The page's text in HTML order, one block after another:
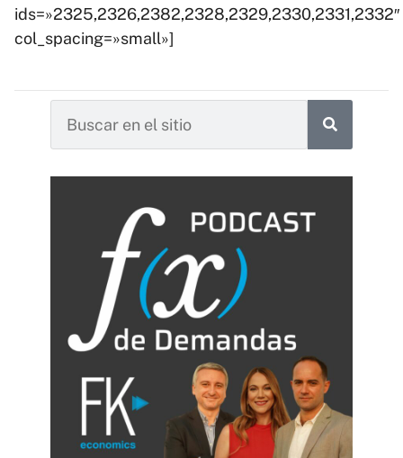
ids=»2325,2326,2382,2328,2329,2330,2331,2332″
col_spacing=»small»]